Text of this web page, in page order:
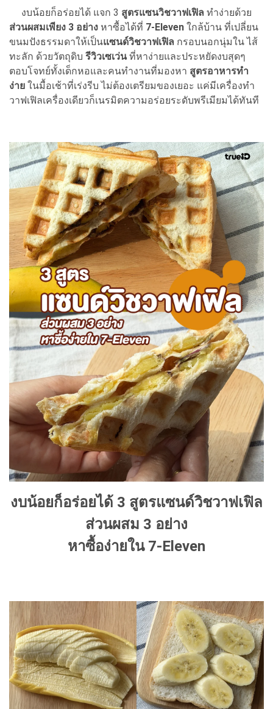
งบน้อยก็อร่อยได้ แจก 3 สูตรแซนวิชวาฟเฟิล ทำง่ายด้วย
ส่วนผสมเพียง 3 อย่าง หาซื้อได้ที่ 7-Eleven ใกล้บ้าน ที่เปลี่ยน
ขนมปังธรรมดาให้เป็นแซนด์วิชวาฟเฟิล กรอบนอกนุ่มใน ไส้
ทะลัก ด้วยวัตถุดิบ รีวิวเซเว่นที่หาง่ายและประหยัดงบสุดๆ
ตอบโจทย์ทั้งเด็กหอและคนทำงานที่มองหา สูตรอาหารทำ
ง่าย ในมื้อเช้าที่เร่งรีบ ไม่ต้องเตรียมของเยอะ แค่มีเครื่องทำ
วาฟเฟิลเครื่องเดียวก็เนรมิตความอร่อยระดับพรีเมียมได้ทันที
งบน้อยก็อร่อยได้ 3 สูตรแซนด์วิชวาฟเฟิล
ส่วนผสม 3 อย่าง
หาซื้อง่ายใน 7-Eleven